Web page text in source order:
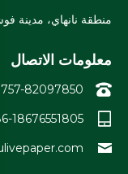
منطقة نانهاي، مدينة
معلومات الاتصال
82097850
18676551805